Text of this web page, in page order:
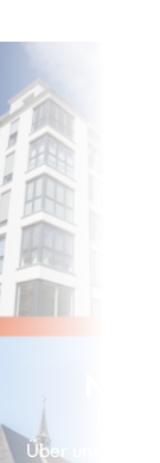
Über unserer